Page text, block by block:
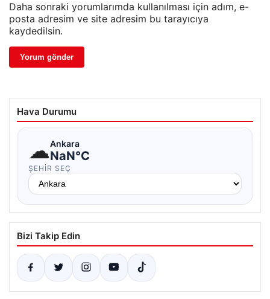
Daha sonraki yorumlarımda kullanılması için adım, e-
posta adresim ve site adresim bu tarayıcıya
kaydedilsin.
Hava Durumu
☁Ankara
NaN°C
ŞEHIR SEÇ
Bizi Takip Edin